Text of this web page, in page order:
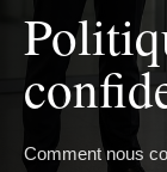
Comment nous